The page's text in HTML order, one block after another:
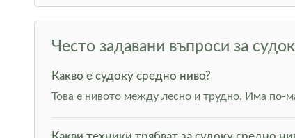
Често задавани въпроси за
Какво е судоку средно ниво?
Това е нивото между лесно и трудно. Има по-